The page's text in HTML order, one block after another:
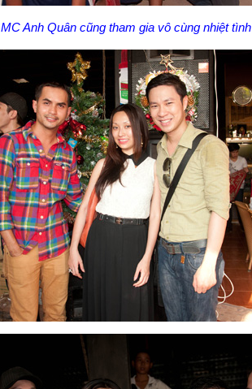
MC Anh Quân cũng tham gia vô cùng nhiệt tình